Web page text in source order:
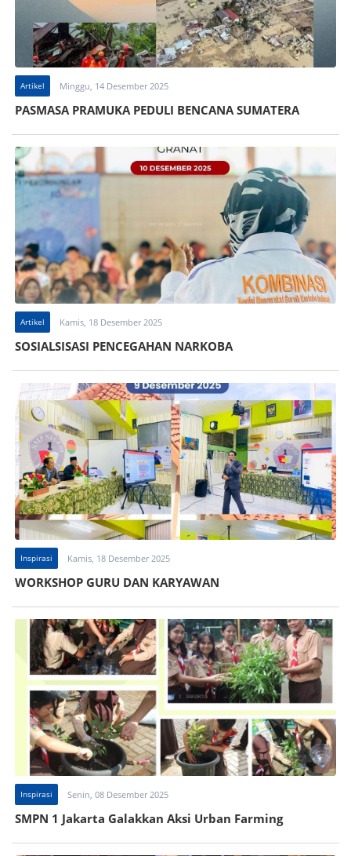
Artikel Minggu, 14 Desember 2025
PASMASA PRAMUKA PEDULI BENCANA SUMATERA
Artikel Kamis, 18 Desember 2025
SOSIALSISASI PENCEGAHAN NARKOBA
Inspirasi Kamis, 18 Desember 2025
WORKSHOP GURU DAN KARYAWAN
Inspirasi Senin, 08 Desember 2025
SMPN 1 Jakarta Galakkan Aksi Urban Farming